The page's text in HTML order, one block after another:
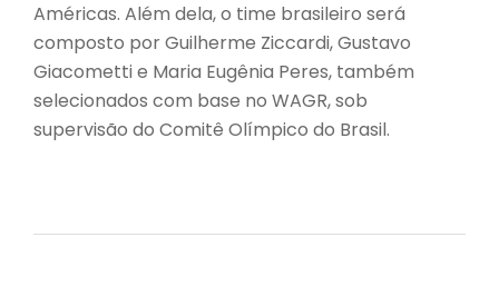
Américas. Além dela, o time brasileiro será
composto por Guilherme Ziccardi, Gustavo
Giacometti e Maria Eugênia Peres, também
selecionados com base no WAGR, sob
supervisão do Comitê Olímpico do Brasil.